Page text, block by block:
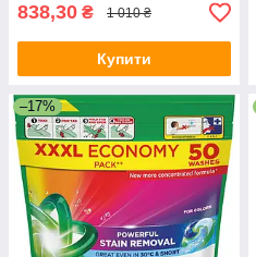
838,30 ₴ 1 010 ₴
Купити
–17%